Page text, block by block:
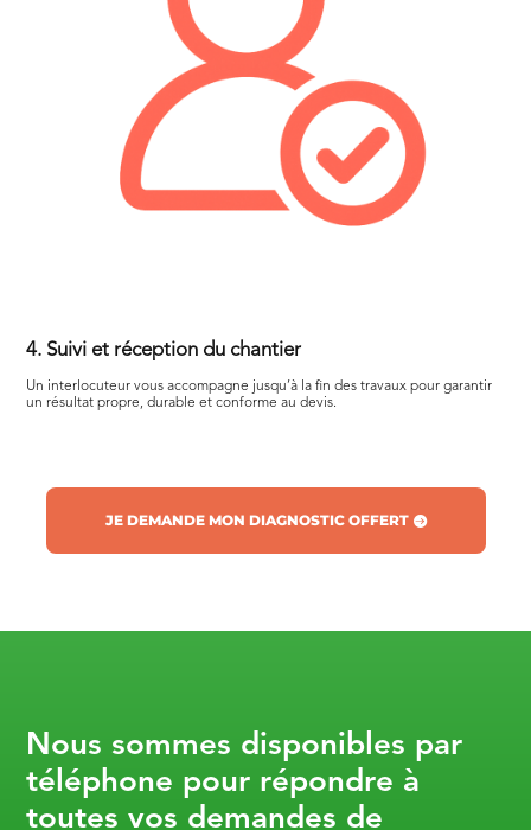
4. Suivi et réception du chantier
Un interlocuteur vous accompagne jusqu’à la fin des travaux pour garantir
un résultat propre, durable et conforme au devis.
JE DEMANDE MON DIAGNOSTIC OFFERT
Nous sommes disponibles par
téléphone pour répondre à
toutes vos demandes de